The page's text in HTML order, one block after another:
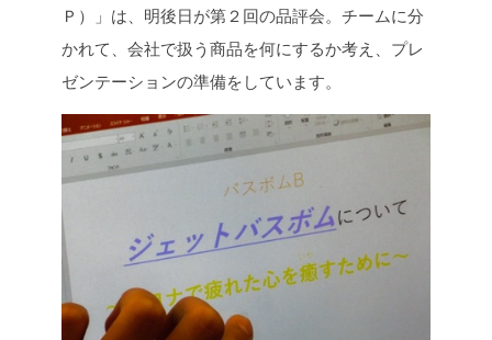
Ｐ）」は、明後日が第２回の品評会。チームに分
かれて、会社で扱う商品を何にするか考え、プレ
ゼンテーションの準備をしています。